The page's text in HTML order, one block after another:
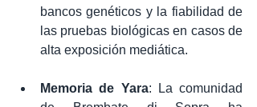
bancos genéticos y la fiabilidad de
las pruebas biológicas en casos de
alta exposición mediática.
Memoria de Yara: La comunidad